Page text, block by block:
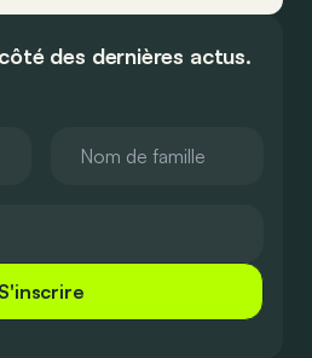
des dernières actus.
S'inscrire